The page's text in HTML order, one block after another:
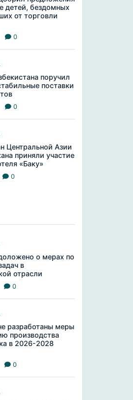
детей, бездомных
от торговли
0
поручил
поставки
0
Центральной Азии
приняли участие
«Баку»
0
о мерах по
в
отрасли
0
разработаны меры
производства
в 2026-2028
0